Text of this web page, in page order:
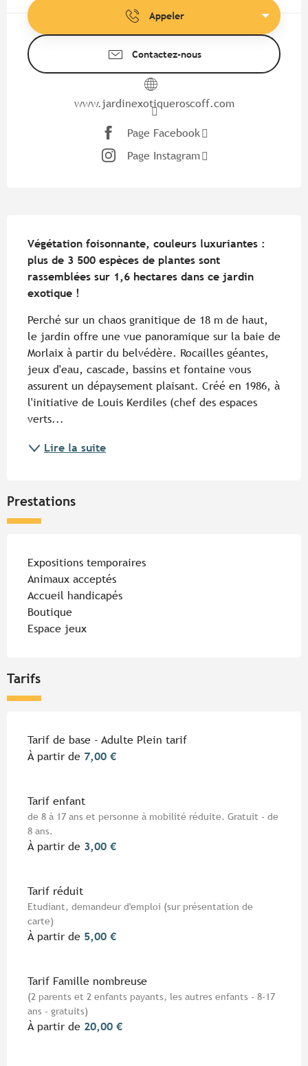
Appeler
Contactez-nous
www.jardinexotiqueroscoff.com
Page Facebook
Page Instagram
Végétation foisonnante, couleurs luxuriantes :
plus de 3 500 espèces de plantes sont
rassemblées sur 1,6 hectares dans ce jardin
exotique !
Perché sur un chaos granitique de 18 m de haut,
le jardin offre une vue panoramique sur la baie de
Morlaix à partir du belvédère. Rocailles géantes,
jeux d'eau, cascade, bassins et fontaine vous
assurent un dépaysement plaisant. Créé en 1986, à
l'initiative de Louis Kerdiles (chef des espaces
verts...
Lire la suite
Prestations
Expositions temporaires
Animaux acceptés
Accueil handicapés
Boutique
Espace jeux
Tarifs
Tarifs 2026
Tarif de base - Adulte Plein tarif
À partir de 7,00 €
Tarif enfant
de 8 à 17 ans et personne à mobilité réduite. Gratuit - de
8 ans.
À partir de 3,00 €
Tarif réduit
Etudiant, demandeur d'emploi (sur présentation de
carte)
À partir de 5,00 €
Tarif Famille nombreuse
(2 parents et 2 enfants payants, les autres enfants - 8-17
ans - gratuits)
À partir de 20,00 €